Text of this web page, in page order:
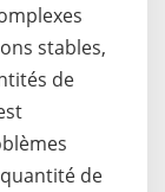
stables,
de
de